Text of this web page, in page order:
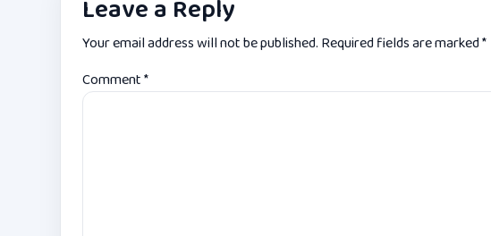
Leave a Reply
Your email address will not be published. Required fields are marked*
Comment*